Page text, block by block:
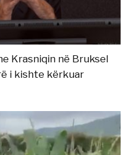
Krasniqin në Bruksel
i kishte kërkuar